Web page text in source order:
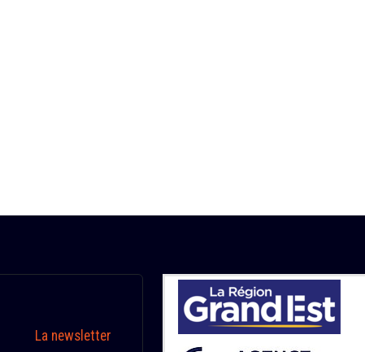
La newsletter